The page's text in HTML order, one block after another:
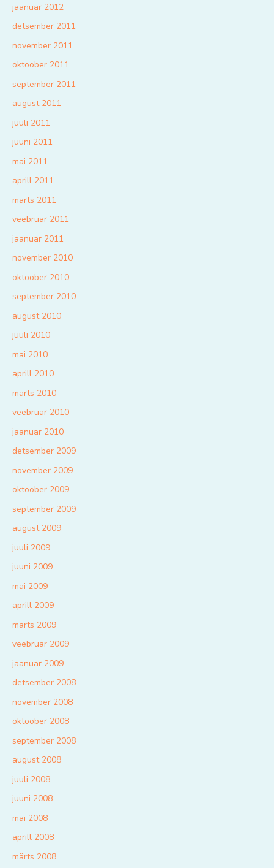
jaanuar 2012
detsember 2011
november 2011
oktoober 2011
september 2011
august 2011
juuli 2011
juuni 2011
mai 2011
aprill 2011
märts 2011
veebruar 2011
jaanuar 2011
november 2010
oktoober 2010
september 2010
august 2010
juuli 2010
mai 2010
aprill 2010
märts 2010
veebruar 2010
jaanuar 2010
detsember 2009
november 2009
oktoober 2009
september 2009
august 2009
juuli 2009
juuni 2009
mai 2009
aprill 2009
märts 2009
veebruar 2009
jaanuar 2009
detsember 2008
november 2008
oktoober 2008
september 2008
august 2008
juuli 2008
juuni 2008
mai 2008
aprill 2008
märts 2008